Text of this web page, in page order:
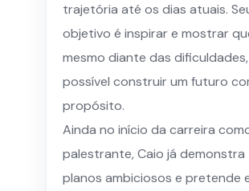
trajetória até os dias atuais.
objetivo é inspirar e mostrar
mesmo diante das
possível construir um futuro
propósito.
Ainda no início da carreira
palestrante, Caio já
planos ambiciosos e pretende